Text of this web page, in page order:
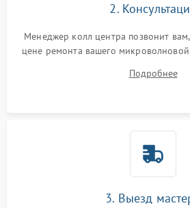
2.
Менеджер колл центра позвонит
цене ремонта вашего
Подробнее
3. Выезд